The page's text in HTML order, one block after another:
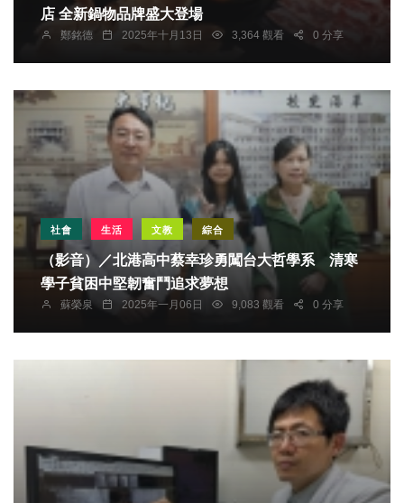
店 全新鍋物品牌盛大登場
鄭銘德 2025年十月13日 3,364 觀看 0 分享
社會 生活 文教 綜合
（影音）／北港高中蔡幸珍勇闖台大哲學系 清寒
學子貧困中堅韌奮鬥追求夢想
蘇榮泉 2025年一月06日 9,083 觀看 0 分享